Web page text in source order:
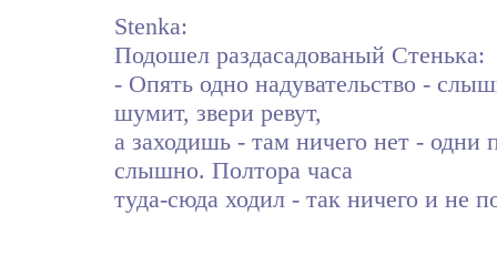
Stenka:
Подошел раздасадованый Стенька:
- Опять одно надувательство -
шумит, звери ревут,
а заходишь - там ничего нет -
слышно. Полтора часа
туда-сюда ходил - так ничего и не